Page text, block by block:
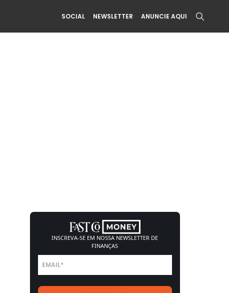
SOCIAL NEWSLETTER ANUNCIE AQUI
INSCREVA-SE EM NOSSA NEWSLETTER DE
FINANÇAS